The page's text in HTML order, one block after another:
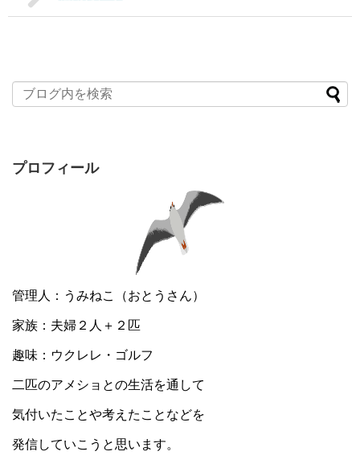
プロフィール
管理人：うみねこ（おとうさん）
家族：夫婦２人＋２匹
趣味：ウクレレ・ゴルフ
二匹のアメショとの生活を通して
気付いたことや考えたことなどを
発信していこうと思います。